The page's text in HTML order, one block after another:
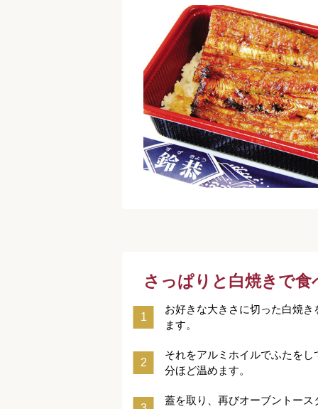
さっぱりと白焼きで食
お好きな大きさに切った白焼
ます。
それをアルミホイルでふたを
分ほど温めます。
蓋を取り、再びオーブントー